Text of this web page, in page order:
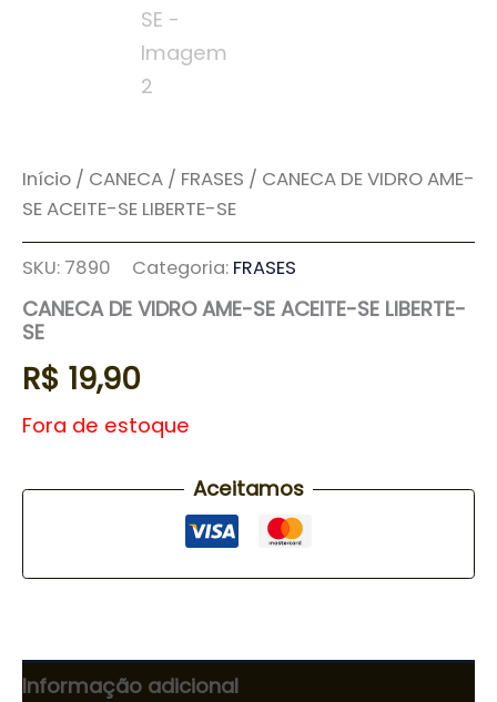
Início / CANECA / FRASES / CANECA DE VIDRO AME-
SE ACEITE-SE LIBERTE-SE
SKU: 7890 Categoria: FRASES
CANECA DE VIDRO AME-SE ACEITE-SE LIBERTE-
SE
R$ 19,90
Fora de estoque
Aceitamos
Informação adicional